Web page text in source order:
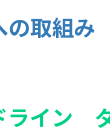
の取組み
ライン